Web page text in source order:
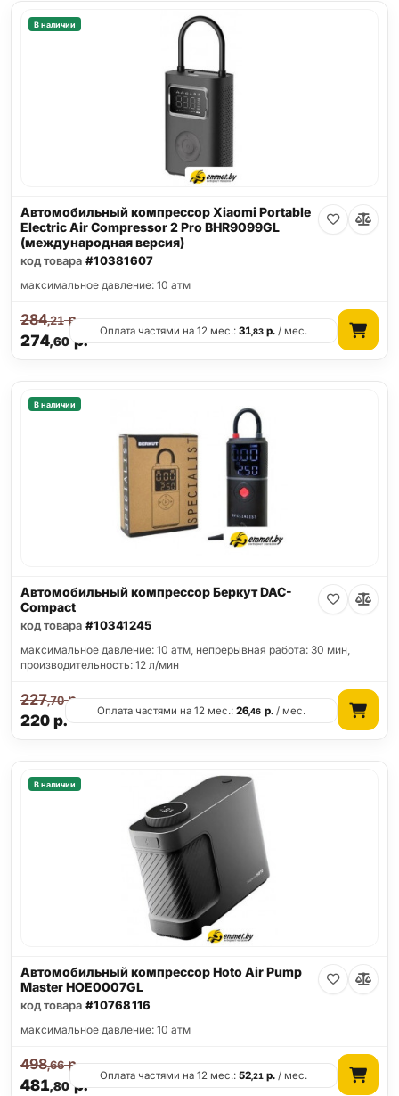
В наличии
Автомобильный компрессор Xiaomi Portable
Electric Air Compressor 2 Pro BHR9099GL
(международная версия)
код товара #10381607
максимальное давление: 10 атм
274,60р.
284,21р.
Оплата частями на 12 мес.:31,83 р. / мес.
В наличии
Автомобильный компрессор Беркут DAC-
Compact
код товара #10341245
максимальное давление: 10 атм, непрерывная работа: 30 мин,
производительность: 12 л/мин
220р.
227,70р.
Оплата частями на 12 мес.:26,46 р./ мес.
В наличии
Автомобильный компрессор Hoto Air Pump
Master HOE0007GL
код товара #10768116
максимальное давление: 10 атм
481,80р.
498,66р.
Оплата частями на 12 мес.:52,21 р. / мес.